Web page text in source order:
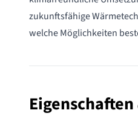
zukunftsfähige
welche Möglichkeiten